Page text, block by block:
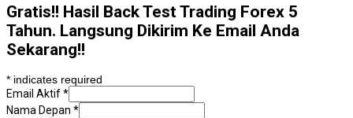
Gratis!! Hasil Back Test Trading Forex 5
Tahun. Langsung Dikirim Ke Email Anda
Sekarang!!
* indicates required
Email Aktif*
Nama Depan *